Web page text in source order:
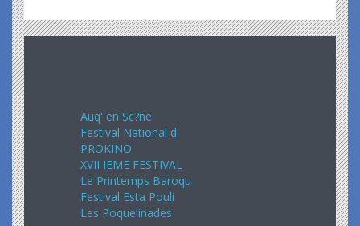
Auq' en Sc?ne
Festival National d
PROKINO
XVII IEME FESTIVAL
Le Printemps Baroqu
Festival Esta Pouli
Les Poquelinades